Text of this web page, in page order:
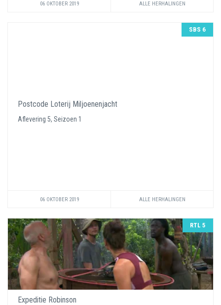
06 OKTOBER 2019 ALLE HERHALINGEN
SBS 6
Postcode Loterij Miljoenenjacht
Aflevering 5, Seizoen 1
06 OKTOBER 2019 ALLE HERHALINGEN
RTL 5
Expeditie Robinson